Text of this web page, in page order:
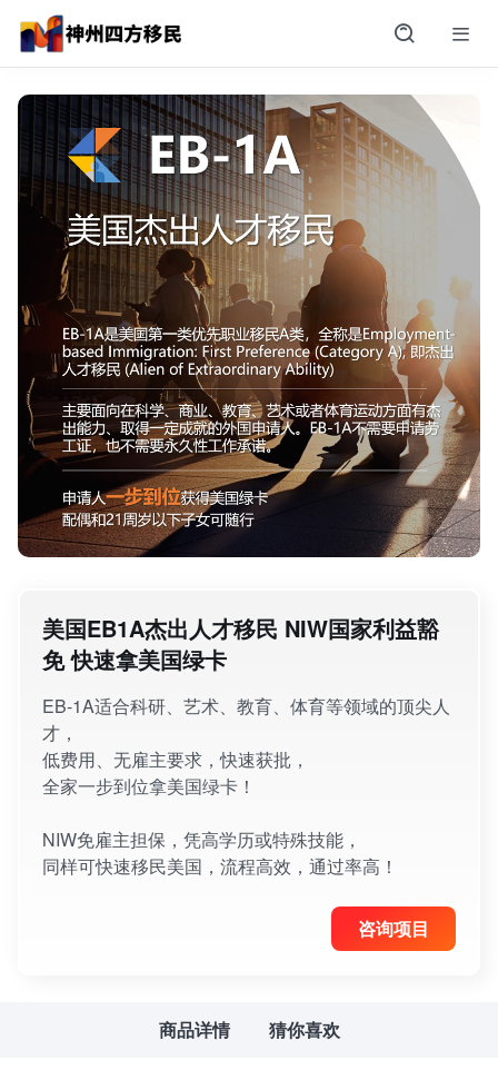
美国EB1A杰出人才移民 NIW国家利益豁
免 快速拿美国绿卡
EB-1A适合科研、艺术、教育、体育等领域的顶尖人
才，
低费用、无雇主要求，快速获批，
全家一步到位拿美国绿卡！
NIW免雇主担保，凭高学历或特殊技能，
同样可快速移民美国，流程高效，通过率高！
咨询项目
商品详情 猜你喜欢